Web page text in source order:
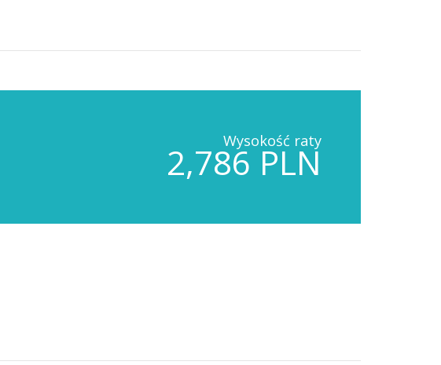
Wysokość raty
2,786 PLN